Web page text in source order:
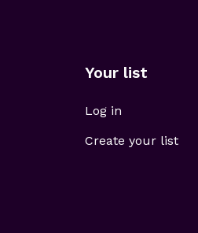
Your list
Log in
Create your list